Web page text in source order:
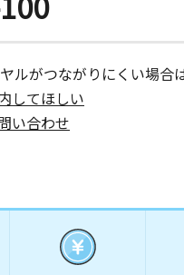
ルがつながりにくい場合
してほしい
い合わせ